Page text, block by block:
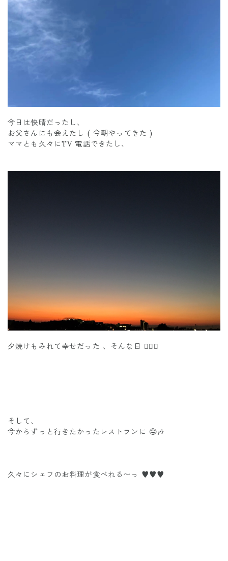
今日は快晴だったし、
お父さんにも会えたし ( 今朝やってきた )
ママとも久々にTV 電話できたし、
夕焼けもみれて幸せだった 、そんな日 ✌🏽💕
そして、
今からずっと行きたかったレストランに 🤤🎶
久々にシェフのお料理が食べれる〜っ ♥️♥️♥️